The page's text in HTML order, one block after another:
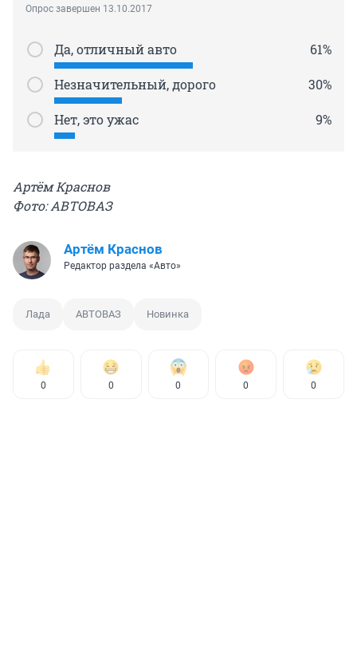
Опрос завершен 13.10.2017
Да, отличный авто 61%
Незначительный, дорого 30%
Нет, это ужас 9%
Артём Краснов
Фото: АВТОВАЗ
Артём Краснов
Редактор раздела «Авто»
Лада АВТОВАЗ Новинка
0 0 0 0 0